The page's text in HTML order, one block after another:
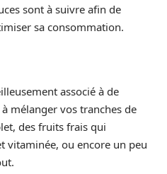
sont à suivre afin de
sa consommation.
associé à de
mélanger vos tranches de
des fruits frais qui
vitaminée, ou encore un peu